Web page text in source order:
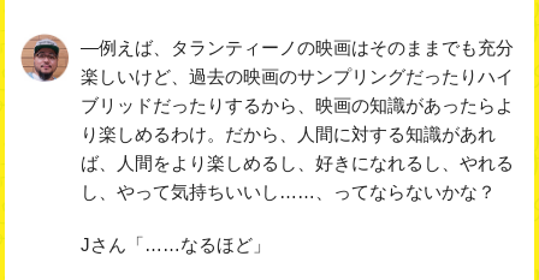
―例えば、タランティーノの映画はそのままでも充分
楽しいけど、過去の映画のサンプリングだったりハイ
ブリッドだったりするから、映画の知識があったらよ
り楽しめるわけ。だから、人間に対する知識があれ
ば、人間をより楽しめるし、好きになれるし、やれる
し、やって気持ちいいし……、ってならないかな？
Jさん「……なるほど」